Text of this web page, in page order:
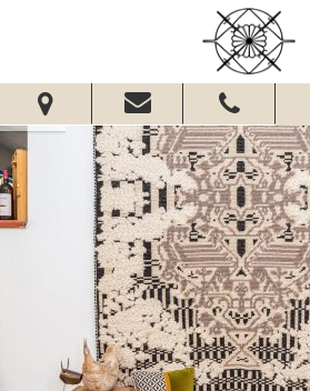
Vom: Bis:
Kinder:
Verfügbarkeit prüfen
Informationsanfrage